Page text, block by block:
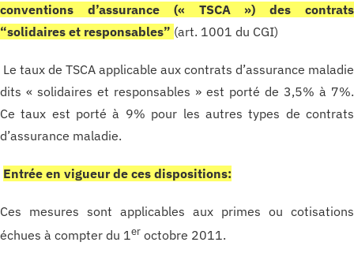
conventions d’assurance (« TSCA ») des contrats
“solidaires et responsables” (art. 1001 du CGI)
Le taux de TSCA applicable aux contrats d’assurance maladie
dits « solidaires et responsables » est porté de 3,5% à 7%.
Ce taux est porté à 9% pour les autres types de contrats
d’assurance maladie.
Entrée en vigueur de ces dispositions:
Ces mesures sont applicables aux primes ou cotisations
échues à compter du 1eroctobre 2011.